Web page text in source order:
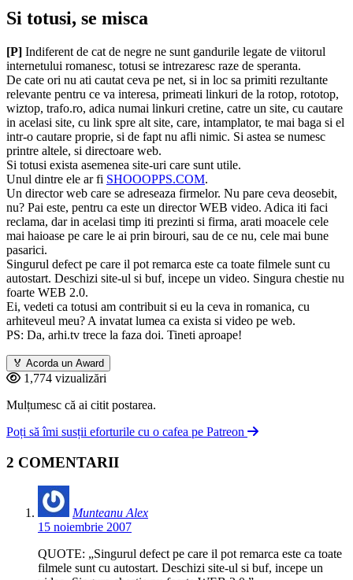
Si totusi, se misca
[P] Indiferent de cat de negre ne sunt gandurile legate de viitorul
internetului romanesc, totusi se intrezaresc raze de speranta.
De cate ori nu ati cautat ceva pe net, si in loc sa primiti rezultante
relevante pentru ce va interesa, primeati linkuri de la rotop, rototop,
wiztop, trafo.ro, adica numai linkuri cretine, catre un site, cu cautare
in acelasi site, cu link spre alt site, care, intamplator, te mai baga si el
intr-o cautare proprie, si de fapt nu afli nimic. Si astea se numesc
printre altele, si directoare web.
Si totusi exista asemenea site-uri care sunt utile.
Unul dintre ele ar fi SHOOOPPS.COM.
Un director web care se adreseaza firmelor. Nu pare ceva deosebit,
nu? Pai este, pentru ca este un director WEB video. Adica iti faci
reclama, dar in acelasi timp iti prezinti si firma, arati moacele cele
mai haioase pe care le ai prin birouri, sau de ce nu, cele mai bune
pasarici.
Singurul defect pe care il pot remarca este ca toate filmele sunt cu
autostart. Deschizi site-ul si buf, incepe un video. Singura chestie nu
foarte WEB 2.0.
Ei, vedeti ca totusi am contribuit si eu la ceva in romanica, cu
arhiteveul meu? A invatat lumea ca exista si video pe web.
PS: Da, arhi.tv trece la faza doi. Tineti aproape!
🏅 Acorda un Award
1,774 vizualizări
Mulțumesc că ai citit postarea.
Poți să îmi susții eforturile cu o cafea pe Patreon
2 COMENTARII
Munteanu Alex
15 noiembrie 2007
QUOTE: „Singurul defect pe care il pot remarca este ca toate
filmele sunt cu autostart. Deschizi site-ul si buf, incepe un